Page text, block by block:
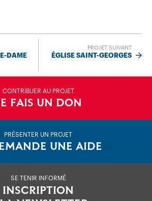
DAME
PROJET SUIVANT
ÉGLISE SAINT-GEORGES
CONTRIBUER AU PROJET
FAIS UN DON
PRÉSENTER UN PROJET
UNE AIDE
SE TENIR INFORMÉ
INSCRIPTION